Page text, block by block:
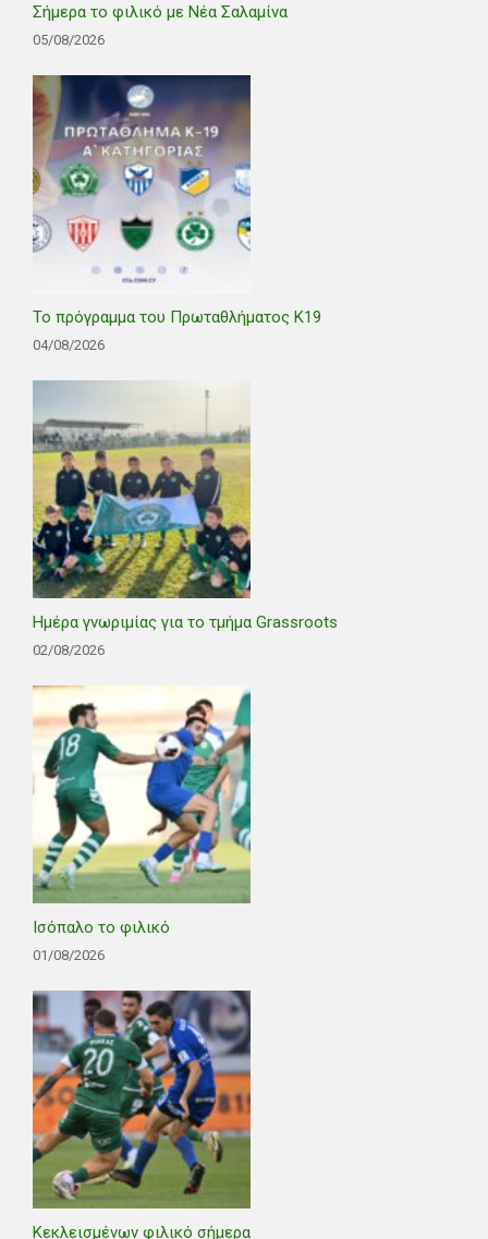
Σήμερα το φιλικό με Νέα Σαλαμίνα
05/08/2026
Το πρόγραμμα του Πρωταθλήματος Κ19
04/08/2026
Ημέρα γνωριμίας για το τμήμα Grassroots
02/08/2026
Ισόπαλο το φιλικό
01/08/2026
Κεκλεισμένων φιλικό σήμερα